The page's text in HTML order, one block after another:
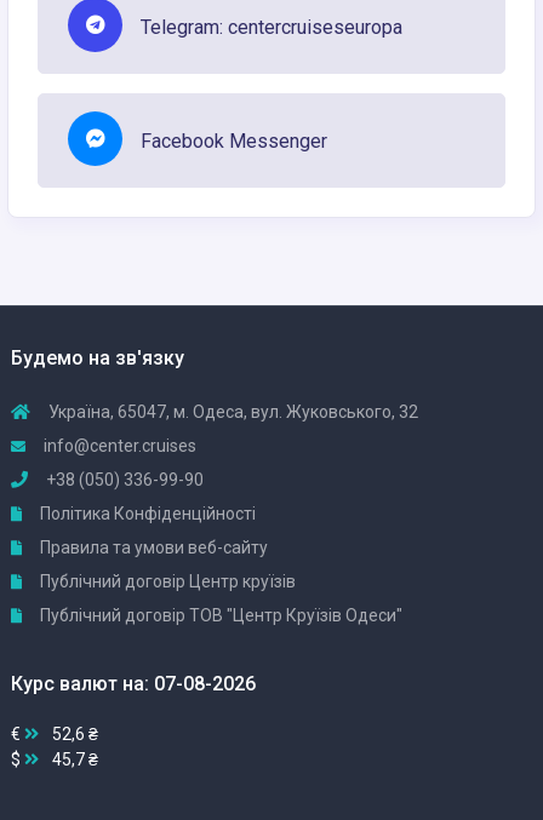
Telegram: centercruiseseuropa
Facebook Messenger
Будемо на зв'язку
Україна, 65047, м. Одеса, вул. Жуковського, 32
info@center.cruises
+38 (050) 336-99-90
Політика Конфіденційності
Правила та умови веб-сайту
Публічний договір Центр круїзів
Публічний договір ТОВ "Центр Круїзів Одеси"
Курс валют на: 07-08-2026
€
52,6 ₴
$
45,7 ₴